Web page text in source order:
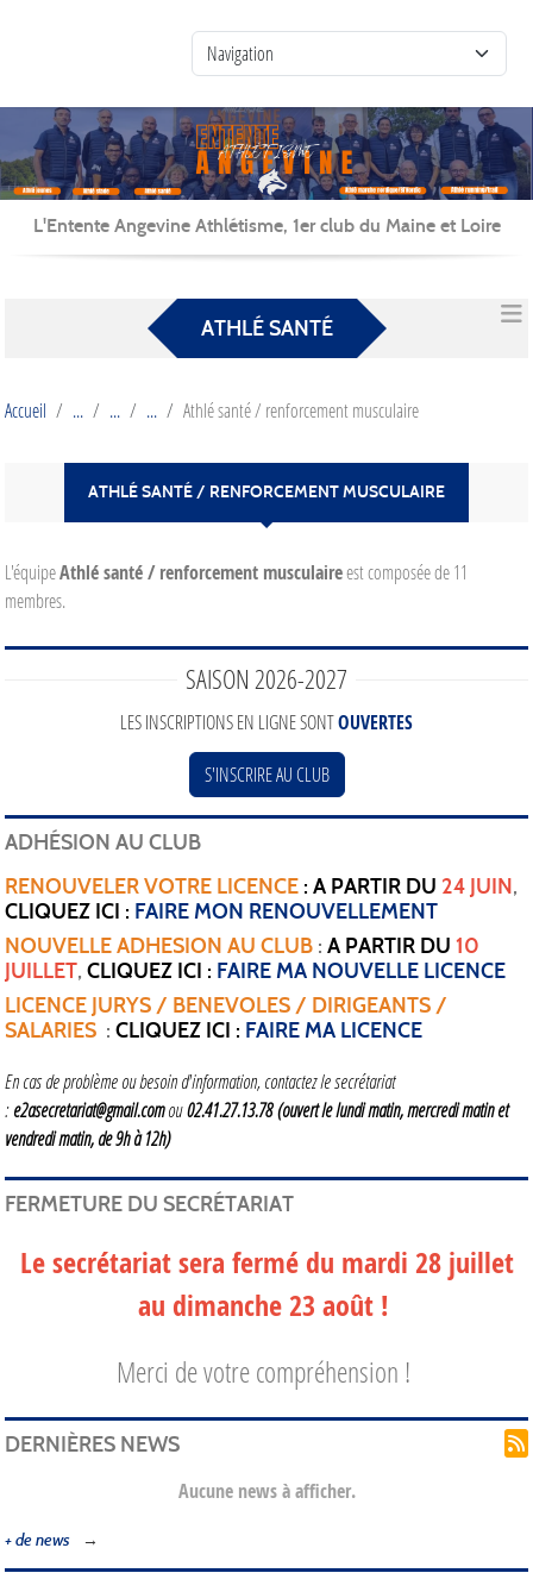
L'Entente Angevine Athlétisme, 1er club du Maine et Loire
ATHLÉ SANTÉ
Accueil Athlé santé / renforcement musculaire
ATHLÉ SANTÉ / RENFORCEMENT MUSCULAIRE
L'équipeAthlé santé / renforcement musculaireest composée de 11
membres.
SAISON 2026-2027
LES INSCRIPTIONS EN LIGNE SONTOUVERTES
S'INSCRIRE AU CLUB
ADHÉSION AU CLUB
RENOUVELER VOTRE LICENCE : A PARTIR DU 24 JUIN,
CLIQUEZ ICI : FAIRE MON RENOUVELLEMENT
NOUVELLE ADHESION AU CLUB : A PARTIR DU 10
JUILLET, CLIQUEZ ICI : FAIRE MA NOUVELLE LICENCE
LICENCE JURYS / BENEVOLES / DIRIGEANTS /
SALARIES : CLIQUEZ ICI : FAIRE MA LICENCE
En cas de problème ou besoin d'information, contactez le secrétariat
:e2asecretariat@gmail.comou02.41.27.13.78(ouvert le lundi matin, mercredi matin et
vendredi matin, de 9h à 12h)
FERMETURE DU SECRÉTARIAT
Le secrétariat sera fermé du mardi 28 juillet
au dimanche 23 août !
Merci de votre compréhension !
DERNIÈRES NEWS
Aucune news à afficher.
+ de news